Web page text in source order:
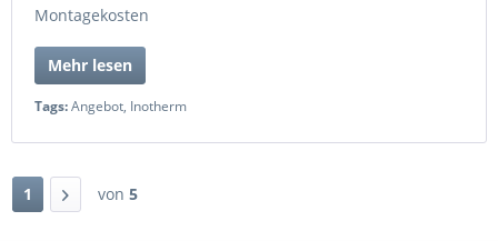
Montagekosten
Mehr lesen
Tags:Angebot, Inotherm
1 von 5